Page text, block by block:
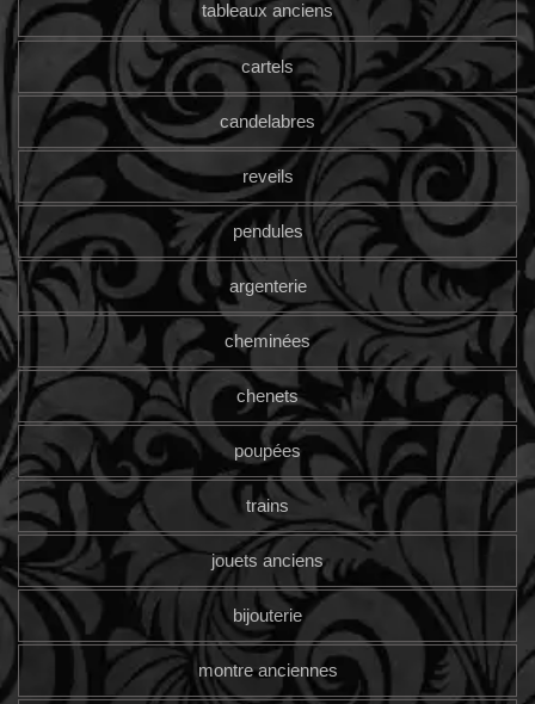
tableaux anciens
cartels
candelabres
reveils
pendules
argenterie
cheminées
chenets
poupées
trains
jouets anciens
bijouterie
montre anciennes